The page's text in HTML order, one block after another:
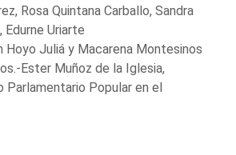
Rosa Quintana Carballo, Sandra
Edurne Uriarte
Hoyo Juliá y Macarena Montesinos
Ester Muñoz de la Iglesia,
Parlamentario Popular en el